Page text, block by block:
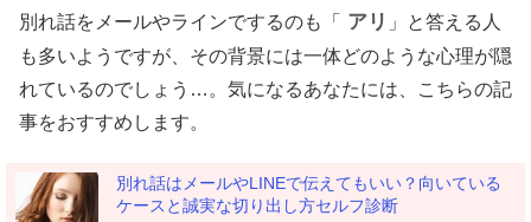
別れ話をメールやラインでするのも「 アリ 」と答える人
も多いようですが、その背景には一体どのような心理が隠
れているのでしょう…。気になるあなたには、こちらの記
事をおすすめします。
別れ話はメールやLINEで伝えてもいい？向いている
ケースと誠実な切り出し方セルフ診断